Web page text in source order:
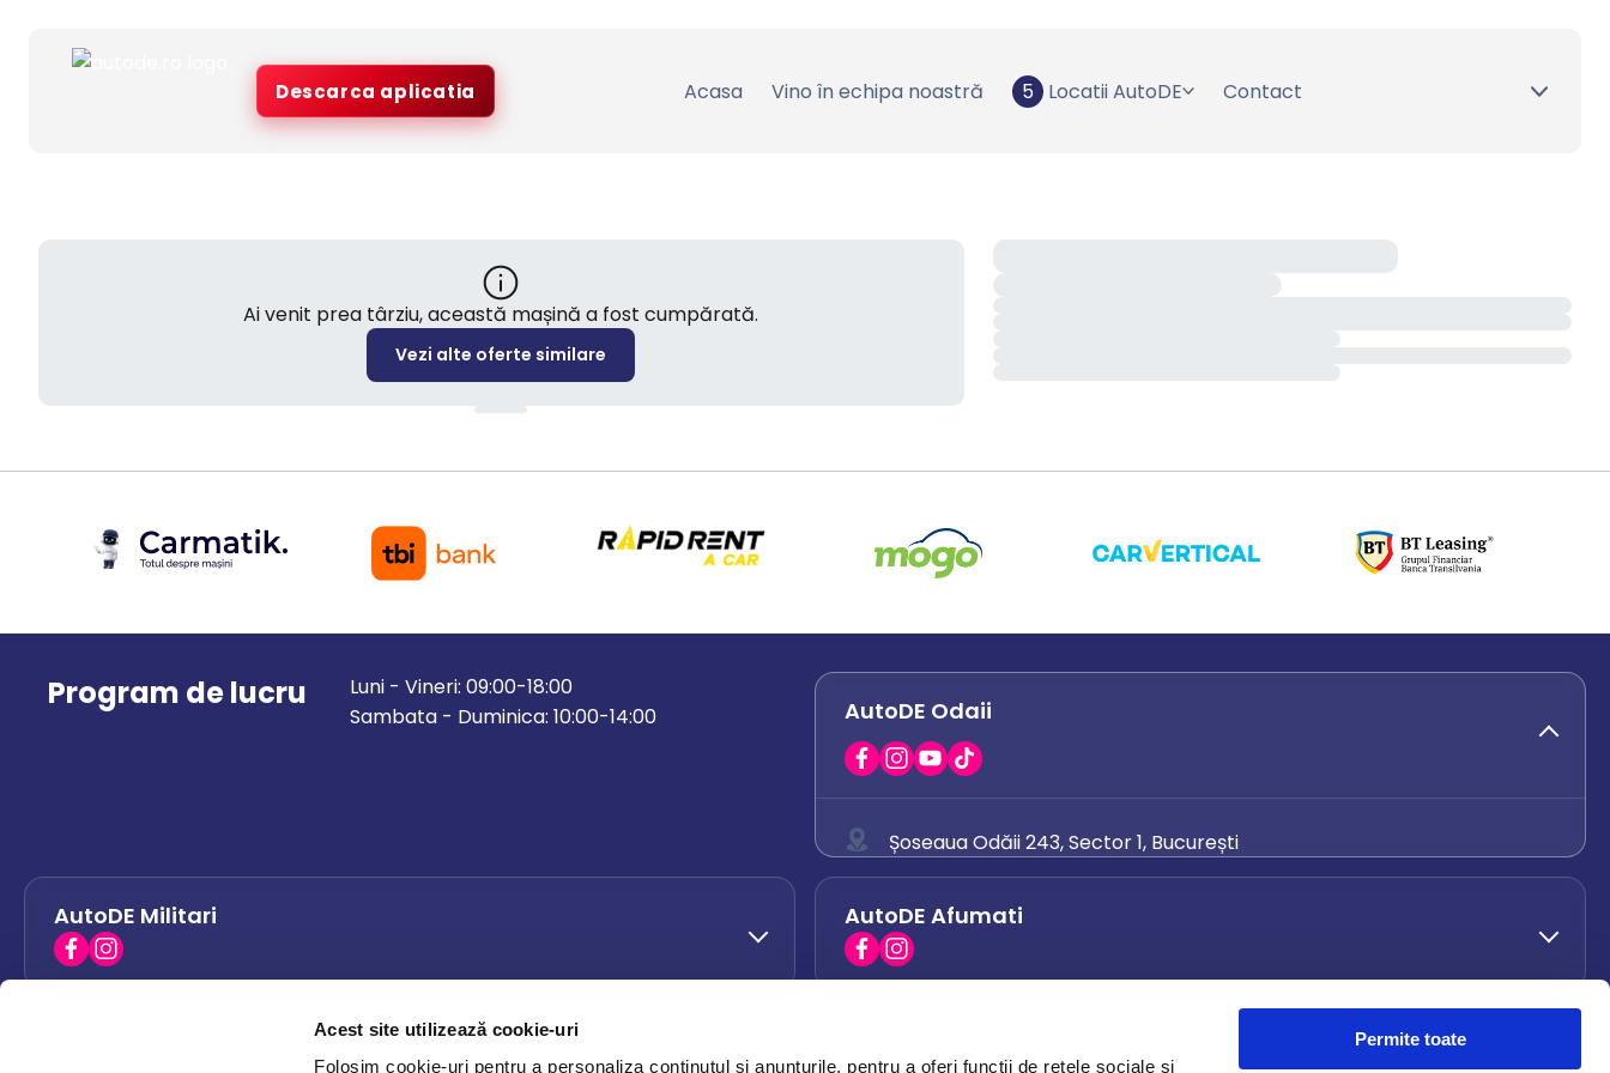
Acest site utilizează cookie-uri
Folosim cookie-uri pentru a personaliza conținutul și anunțurile, pentru a oferi funcții de rețele sociale și
Permite toate
Descarca aplicatia Acasa Vino în echipa noastră 5 Locatii AutoDE Contact
Ai venit prea târziu, această mașină a fost cumpărată.
Vezi alte oferte similare
Program de lucru
Luni - Vineri: 09:00-18:00
Sambata - Duminica: 10:00-14:00
AutoDE Odaii
Șoseaua Odăii 243, Sector 1, București
0742 444 194
office.odaii@autode.ro
AutoDE Militari AutoDE Afumati